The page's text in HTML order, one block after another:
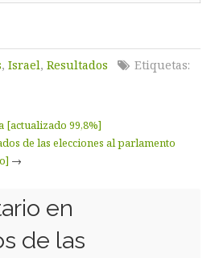
, Israel, Resultados
Etiquetas:
[actualizado 99,8%]
de las elecciones al parlamento
→
en
de las